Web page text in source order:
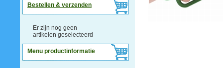
Bestellen & verzenden
Er zijn nog geen
artikelen geselecteerd
Menu productinformatie